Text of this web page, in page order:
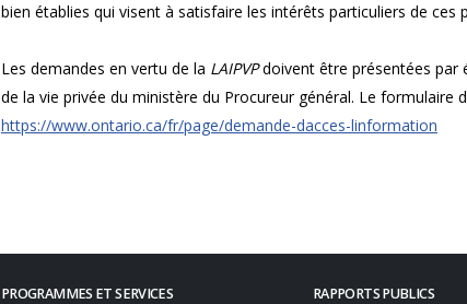
bien établies qui visent à satisfaire les intérêts particuliers de
Les demandes en vertu de la LAIPVPdoivent être présentées par
de la vie privée du ministère du Procureur général. Le formulaire
https://www.ontario.ca/fr/page/demande-dacces-linformation
PROGRAMMES ET SERVICES RAPPORTS PUBLICS